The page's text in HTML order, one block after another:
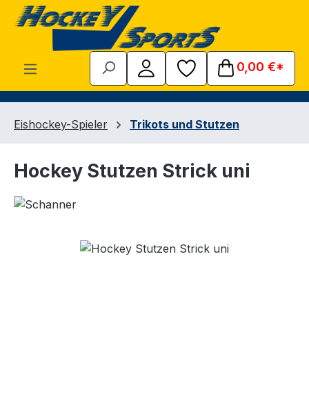
Zum Hauptinhalt springen
0,00 €*
Eishockey-Spieler Trikots und Stutzen
Hockey Stutzen Strick uni
Bildergalerie überspringen